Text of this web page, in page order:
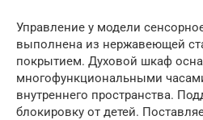
Управление у модели
выполнена из нержавеющей
покрытием. Духовой шкаф
многофункциональными
внутреннего пространства.
блокировку от детей.